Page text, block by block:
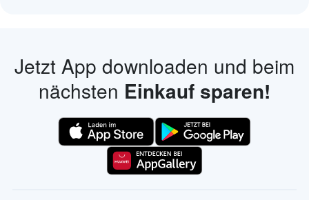
Jetzt App downloaden und beim
nächsten Einkauf sparen!